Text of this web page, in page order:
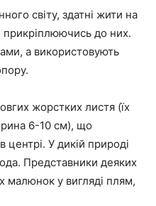
світу, здатні жити на
прикріплюючись до них.
а використовують
жорстких листя (їх
6-10 см), що
У дикій природі
Представники деяких
малюнок у вигляді плям,